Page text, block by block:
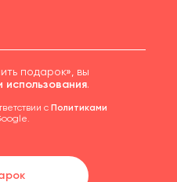
подарок», вы
использования.
с Политиками